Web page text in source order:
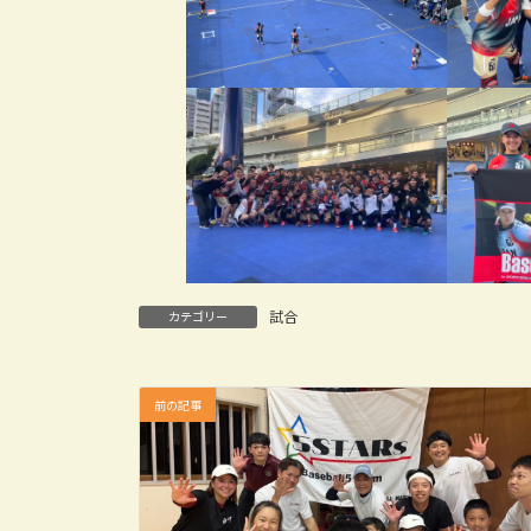
カテゴリー 試合
前の記事